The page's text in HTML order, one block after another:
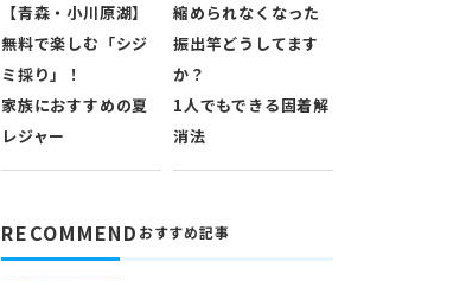
【青森・小川原湖】
無料で楽しむ「シジ
ミ採り」！
家族におすすめの夏
レジャー
縮められなくなった
振出竿どうしてます
か？
1人でもできる固着解
消法
RECOMMEND おすすめ記事